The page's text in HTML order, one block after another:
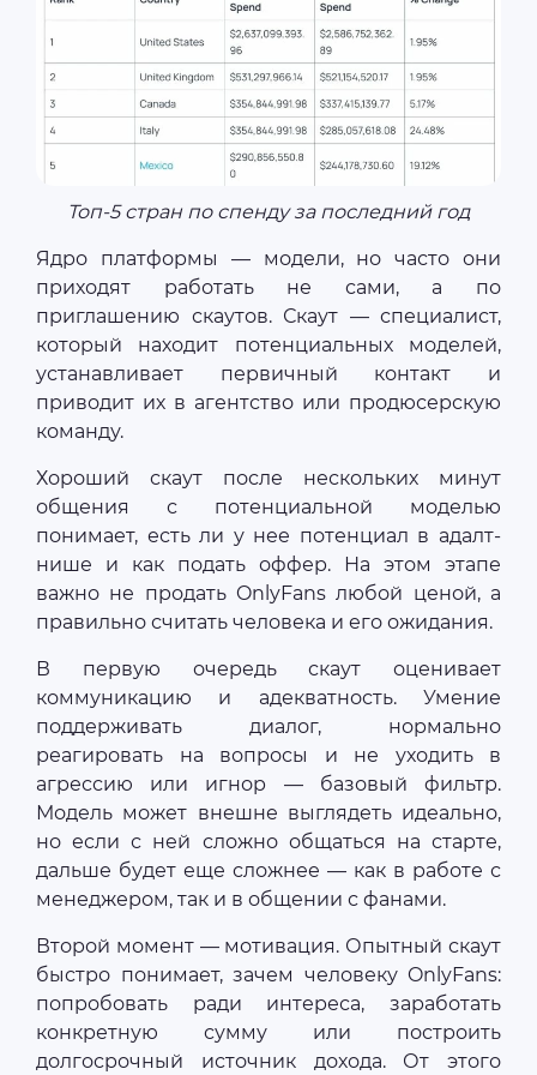
Топ-5 стран по спенду за последний год
Ядро платформы — модели, но часто они
приходят работать не сами, а по
приглашению скаутов. Скаут — специалист,
который находит потенциальных моделей,
устанавливает первичный контакт и
приводит их в агентство или продюсерскую
команду.
Хороший скаут после нескольких минут
общения с потенциальной моделью
понимает, есть ли у нее потенциал в адалт-
нише и как подать оффер. На этом этапе
важно не продать OnlyFans любой ценой, а
правильно считать человека и его ожидания.
В первую очередь скаут оценивает
коммуникацию и адекватность. Умение
поддерживать диалог, нормально
реагировать на вопросы и не уходить в
агрессию или игнор — базовый фильтр.
Модель может внешне выглядеть идеально,
но если с ней сложно общаться на старте,
дальше будет еще сложнее — как в работе с
менеджером, так и в общении с фанами.
Второй момент — мотивация. Опытный скаут
быстро понимает, зачем человеку OnlyFans:
попробовать ради интереса, заработать
конкретную сумму или построить
долгосрочный источник дохода. От этого